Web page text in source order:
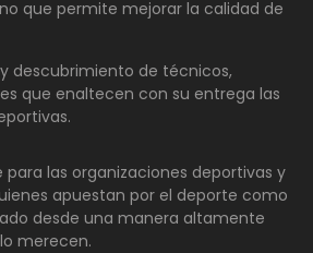
que permite mejorar la calidad de
descubrimiento de técnicos,
que enaltecen con su entrega las
para las organizaciones deportivas y
apuestan por el deporte como
desde una manera altamente
merecen.